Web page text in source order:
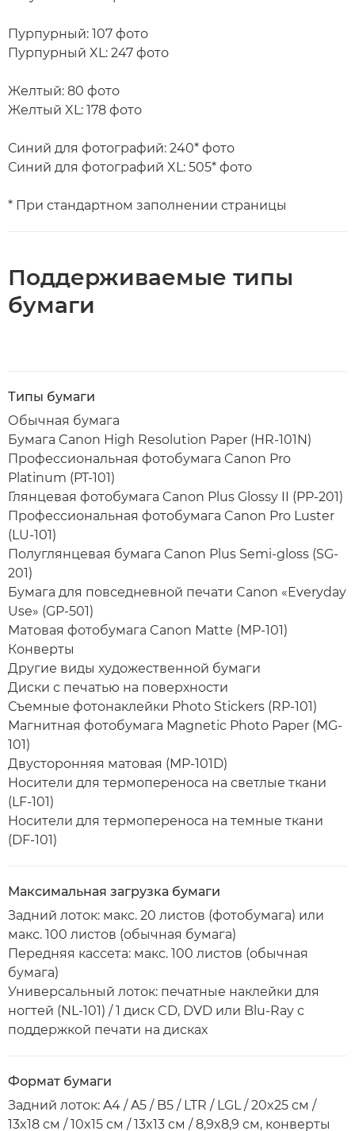
Пурпурный: 107 фото
Пурпурный XL: 247 фото
Желтый: 80 фото
Желтый XL: 178 фото
Синий для фотографий: 240* фото
Синий для фотографий XL: 505* фото
* При стандартном заполнении страницы
Поддерживаемые типы
бумаги
Типы бумаги
Обычная бумага
Бумага Canon High Resolution Paper (HR-101N)
Профессиональная фотобумага Canon Pro
Platinum (PT-101)
Глянцевая фотобумага Canon Plus Glossy II (PP-201)
Профессиональная фотобумага Canon Pro Luster
(LU-101)
Полуглянцевая бумага Canon Plus Semi-gloss (SG-
201)
Бумага для повседневной печати Canon «Everyday
Use» (GP-501)
Матовая фотобумага Canon Matte (MP-101)
Конверты
Другие виды художественной бумаги
Диски с печатью на поверхности
Съемные фотонаклейки Photo Stickers (RP-101)
Магнитная фотобумага Magnetic Photo Paper (MG-
101)
Двусторонняя матовая (MP-101D)
Носители для термопереноса на светлые ткани
(LF-101)
Носители для термопереноса на темные ткани
(DF-101)
Максимальная загрузка бумаги
Задний лоток: макс. 20 листов (фотобумага) или
макс. 100 листов (обычная бумага)
Передняя кассета: макс. 100 листов (обычная
бумага)
Универсальный лоток: печатные наклейки для
ногтей (NL-101) / 1 диск CD, DVD или Blu-Ray с
поддержкой печати на дисках
Формат бумаги
Задний лоток: A4 / A5 / B5 / LTR / LGL / 20x25 см /
13x18 см / 10x15 см / 13x13 см / 8,9x8,9 см, конверты